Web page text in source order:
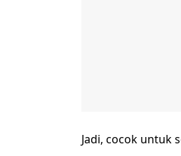
Jadi, cocok untuk